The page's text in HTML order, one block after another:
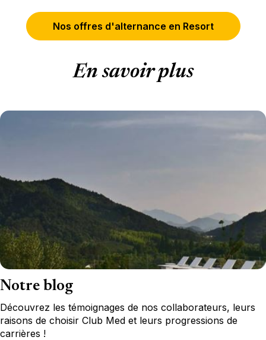
Nos offres d'alternance en Resort
En savoir plus
Notre blog
Découvrez les témoignages de nos collaborateurs, leurs
raisons de choisir Club Med et leurs progressions de
carrières !